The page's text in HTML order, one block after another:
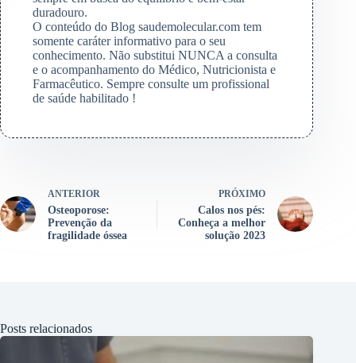
duradouro.
O conteúdo do Blog saudemolecular.com tem
somente caráter informativo para o seu
conhecimento. Não substitui NUNCA a consulta
e o acompanhamento do Médico, Nutricionista e
Farmacêutico. Sempre consulte um profissional
de saúde habilitado !
ANTERIOR
Osteoporose:
Prevenção da
fragilidade óssea
PRÓXIMO
Calos nos pés:
Conheça a melhor
solução 2023
Posts relacionados